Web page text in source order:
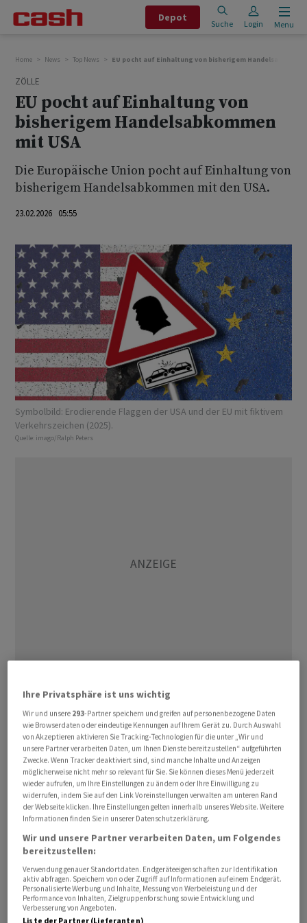
Depot
Suche Login Menu
Home News Top News EU pocht auf Einhaltung von bisherigem
ZÖLLE
EU pocht auf Einhaltung von
bisherigem Handelsabkommen
mit USA
Die Europäische Union pocht auf Einhaltung von
bisherigem Handelsabkommen mit den USA.
23.02.2026 05:55
Symbolbild: Erodierende Flaggen der USA und der EU mit fiktivem
Verkehrszeichen (2025).
Quelle: imago/Ralph Peters
Die EU-Kommission hat die USA aufgefordert, sich
ungeachtet der jüngsten juristischen und politischen
Turbulenzen an das im vergangenen ‌Jahr ⁠geschlossene
Handelsabkommen zu halten. Washington müsse «volle
Klarheit» über sein weiteres Vorgehen bei ⁠den Zöllen
schaffen, teilte die Brüsseler Behörde am Sonntag mit.
«Die derzeitige Situation ist einem 'fairen,
ausgewogenen ‌und gegenseitig vorteilhaften'
transatlantischen Handel sowie Investitionen, wie ‌sie
beide Seiten vereinbart haben, nicht ​zuträglich», hiess
EU-Produkte müssten weiterhin von der
wettbewerbsfähigsten Behandlung profitieren, ohne
Ihre Privatsphäre ist uns wichtig
Wir und unsere 293-Partner speichern und greifen auf personenbezogene Daten
wie Browserdaten oder eindeutige Kennungen auf Ihrem Gerät zu. Durch Auswahl
von Akzeptieren aktivieren Sie Tracking-Technologien für die unter „Wir und
unsere Partner verarbeiten Daten, um Ihnen Dienste bereitzustellen“ aufgeführten
Zwecke. Wenn Tracker deaktiviert sind, sind manche Inhalte und Anzeigen
möglicherweise nicht mehr so relevant für Sie. Sie können dieses Menü jederzeit
wieder aufrufen, um Ihre Einstellungen zu ändern oder Ihre Einwilligung zu
widerrufen, indem Sie auf den Link Voreinstellungen verwalten am unteren Rand
der Webseite klicken. Ihre Einstellungen gelten innerhalb unseres Website. Weitere
Informationen finden Sie in unserer Datenschutzerklärung.
Wir und unsere Partner verarbeiten Daten, um Folgendes
bereitzustellen:
Verwendung genauer Standortdaten. Endgeräteeigenschaften zur Identifikation
aktiv abfragen. Speichern von oder Zugriff auf Informationen auf einem Endgerät.
Personalisierte Werbung und Inhalte, Messung von Werbeleistung und der
Performance von Inhalten, Zielgruppenforschung sowie Entwicklung und
Verbesserung von Angeboten.
Liste der Partner (Lieferanten)